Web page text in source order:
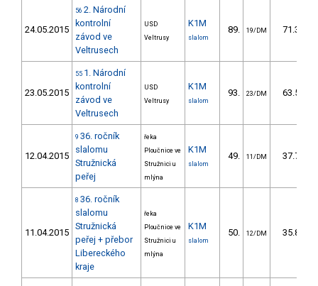
24.05.2015
56 2. Národní
kontrolní
závod ve
Veltrusech
USD
Veltrusy
K1M
slalom
89. 19/DM 71.39
23.05.2015
55 1. Národní
kontrolní
závod ve
Veltrusech
USD
Veltrusy
K1M
slalom
93. 23/DM 63.50
12.04.2015
9 36. ročník
slalomu
Stružnická
peřej
řeka
Ploučnice ve
Stružnici u
mlýna
K1M
slalom
49. 11/DM 37.70
11.04.2015
8 36. ročník
slalomu
Stružnická
peřej + přebor
Libereckého
kraje
řeka
Ploučnice ve
Stružnici u
mlýna
K1M
slalom
50. 12/DM 35.80